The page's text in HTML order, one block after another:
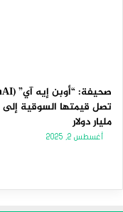
مليار دولار
أغسطس 2, 2025